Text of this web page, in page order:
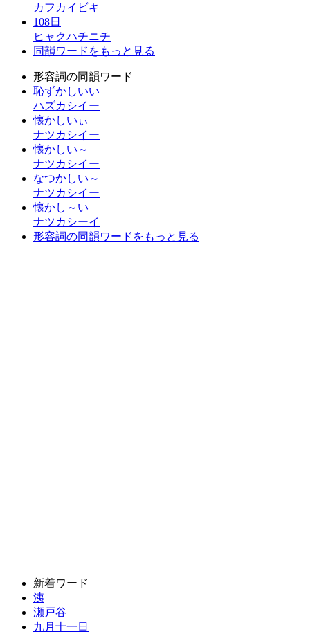
カフカイビキ
108日
ヒャクハチニチ
同韻ワードをもっと見る
形容詞の同韻ワード
恥ずかしいい
ハズカシイー
懐かしいぃ
ナツカシイー
懐かしい～
ナツカシイー
なつかしい～
ナツカシイー
懐かし～い
ナツカシーイ
形容詞の同韻ワードをもっと見る
新着ワード
洟
瀬戸谷
九月十一日